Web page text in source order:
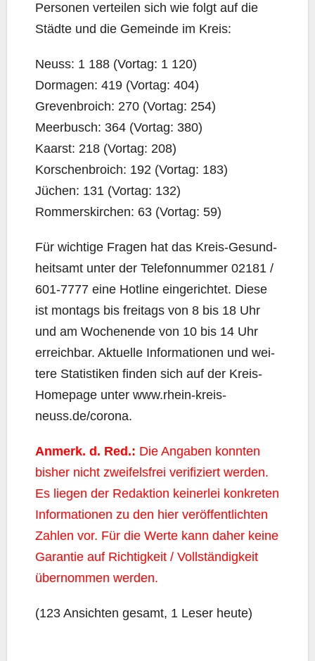
Per­so­nen ver­tei­len sich wie folgt auf die
Städ­te und die Gemein­de im Kreis:
Neuss: 1 188 (Vor­tag: 1 120)
Dor­ma­gen: 419 (Vor­tag: 404)
Gre­ven­broich: 270 (Vor­tag: 254)
Meer­busch: 364 (Vor­tag: 380)
Kaarst: 218 (Vor­tag: 208)
Kor­schen­broich: 192 (Vor­tag: 183)
Jüchen: 131 (Vor­tag: 132)
Rom­mers­kir­chen: 63 (Vor­tag: 59)
Für wich­ti­ge Fra­gen hat das Kreis-Gesund­
heits­amt unter der Tele­fon­num­mer 02181 /
601‑7777 eine Hot­line ein­ge­rich­tet. Die­se
ist mon­tags bis frei­tags von 8 bis 18 Uhr
und am Wochen­en­de von 10 bis 14 Uhr
erreich­bar. Aktu­el­le Infor­ma­tio­nen und wei­
te­re Sta­tis­ti­ken fin­den sich auf der Kreis-
Home­page unter www.rhein-kreis-
neuss.de/corona.
Anmerk. d. Red.: Die Anga­ben konn­ten
bis­her nicht zwei­fels­frei veri­fi­ziert wer­den.
Es lie­gen der Redak­ti­on kei­ner­lei kon­kre­ten
Infor­ma­tio­nen zu den hier ver­öf­fent­lich­ten
Zah­len vor. Für die Wer­te kann daher kei­ne
Garan­tie auf Rich­tig­keit / Voll­stän­dig­keit
über­nom­men werden.
(123 Ansich­ten gesamt, 1 Leser heute)